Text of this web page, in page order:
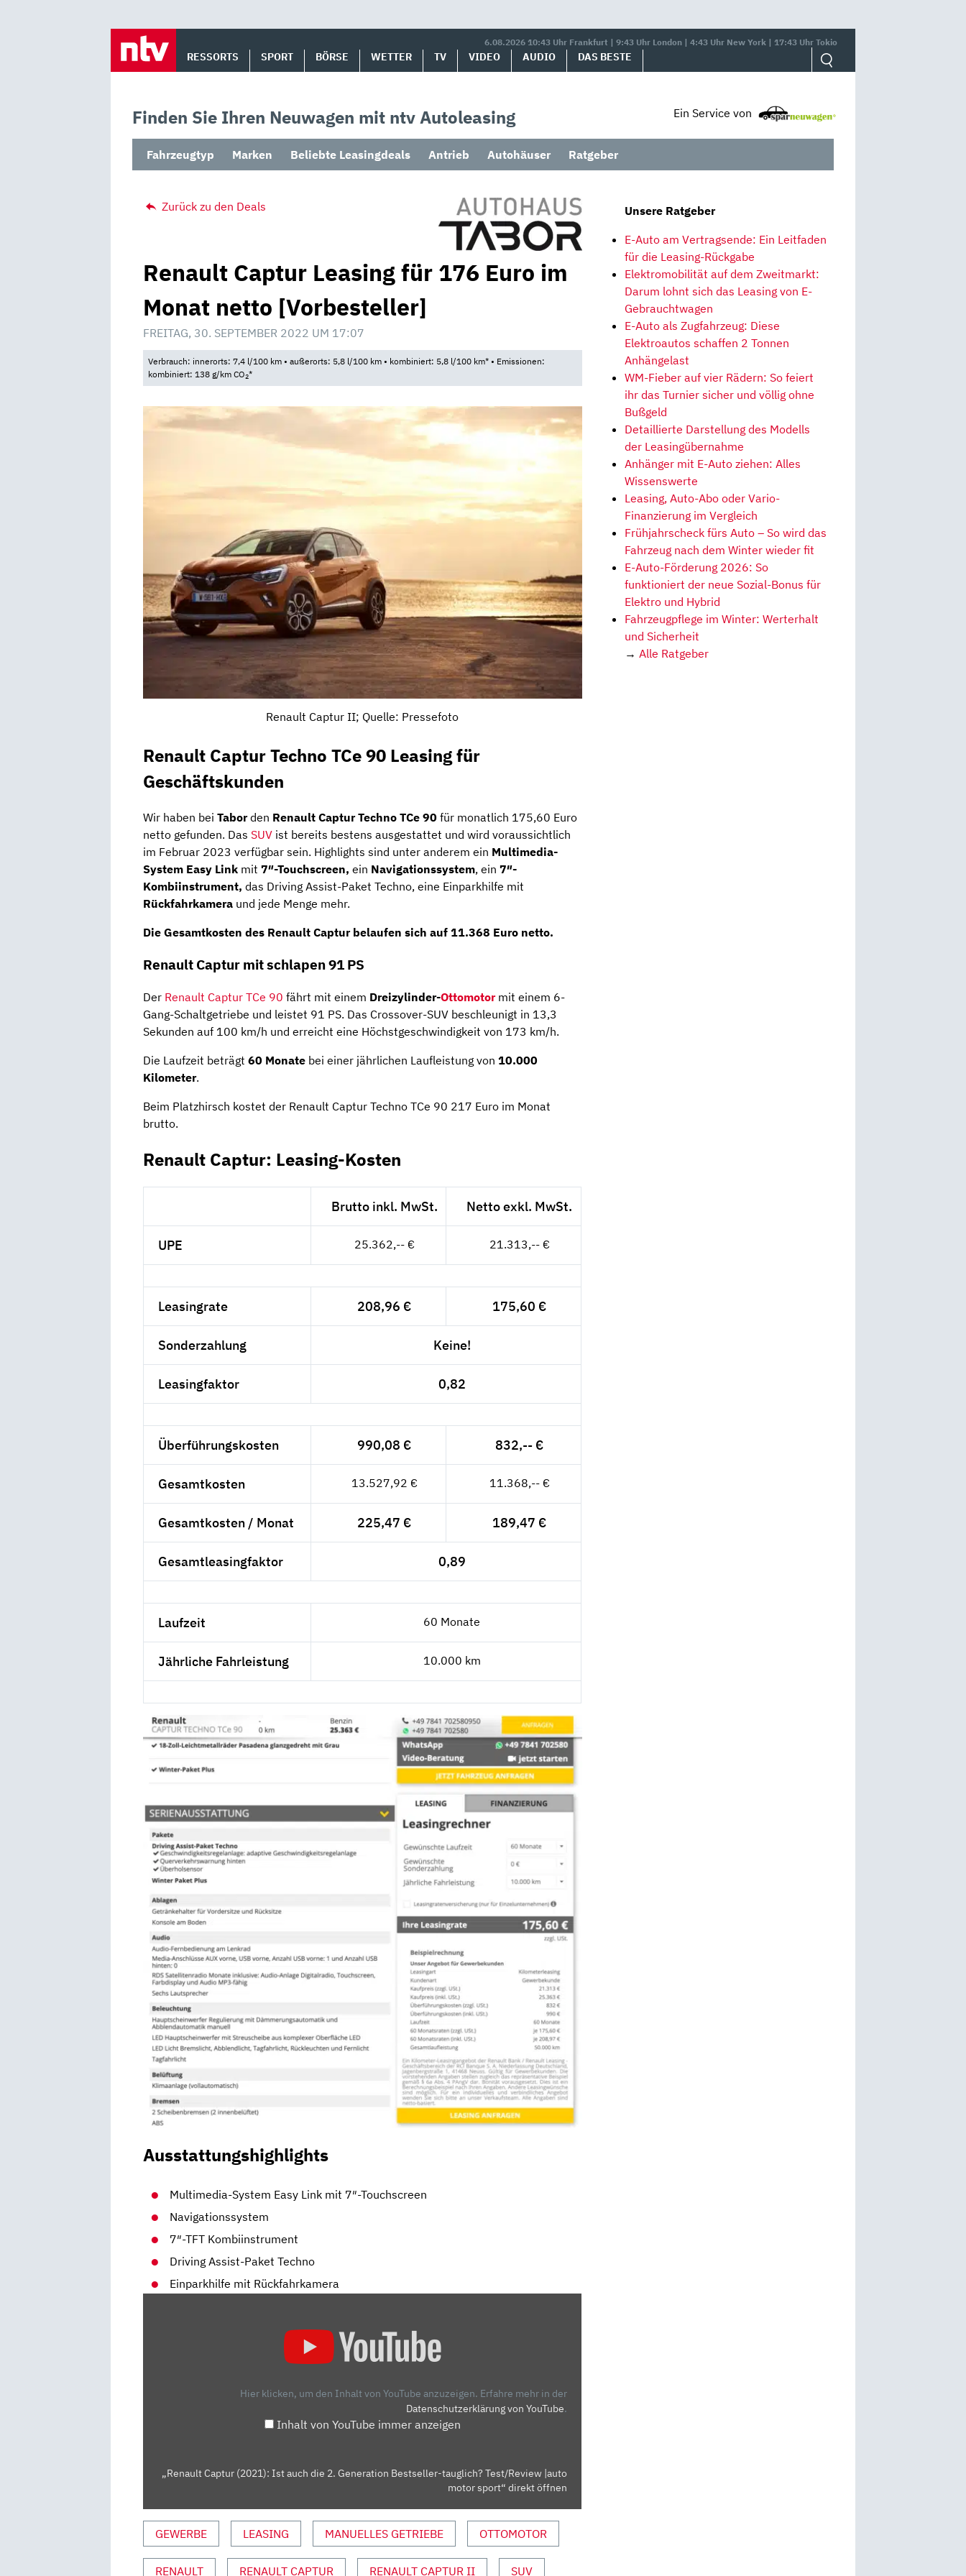
6.08.2026 10:43 Uhr Frankfurt | 9:43 Uhr London | 4:43 Uhr New York | 17:43 Uhr Tokio
RESSORTS SPORT BÖRSE WETTER TV VIDEO AUDIO DAS BESTE
Finden Sie Ihren Neuwagen mit ntv Autoleasing Ein Service von
Fahrzeugtyp Marken Beliebte Leasingdeals Antrieb Autohäuser Ratgeber
Zurück zu den Deals
Renault Captur Leasing für 176 Euro im
Monat netto [Vorbesteller]
FREITAG, 30. SEPTEMBER 2022 UM 17:07
Verbrauch: innerorts: 7,4 l/100 km • außerorts: 5,8 l/100 km • kombiniert: 5,8 l/100 km* • Emissionen:
kombiniert: 138 g/km CO2*
Renault Captur II; Quelle: Pressefoto
Renault Captur Techno TCe 90 Leasing für
Geschäftskunden
Wir haben bei Taborden Renault Captur Techno TCe 90 für monatlich 175,60 Euro
netto gefunden. Das SUV ist bereits bestens ausgestattet und wird voraussichtlich
im Februar 2023 verfügbar sein. Highlights sind unter anderem ein Multimedia-
System Easy Link mit 7″-Touchscreen, ein Navigationssystem, ein 7″-
Kombiinstrument, das Driving Assist-Paket Techno, eine Einparkhilfe mit
Rückfahrkamera und jede Menge mehr.
Die Gesamtkosten des Renault Captur belaufen sich auf 11.368 Euro netto.
Renault Captur mit schlapen 91 PS
Der Renault Captur TCe 90 fährt mit einem Dreizylinder-Ottomotor mit einem 6-
Gang-Schaltgetriebe und leistet 91 PS. Das Crossover-SUV beschleunigt in 13,3
Sekunden auf 100 km/h und erreicht eine Höchstgeschwindigkeit von 173 km/h.
Die Laufzeit beträgt 60 Monate bei einer jährlichen Laufleistung von 10.000
Kilometer.
Beim Platzhirsch kostet der Renault Captur Techno TCe 90 217 Euro im Monat
brutto.
Renault Captur: Leasing-Kosten
Brutto inkl. MwSt. Netto exkl. MwSt.
UPE 25.362,-- € 21.313,-- €
Leasingrate 208,96 € 175,60 €
Sonderzahlung Keine!
Leasingfaktor 0,82
Überführungskosten 990,08 € 832,-- €
Gesamtkosten 13.527,92 € 11.368,-- €
Gesamtkosten / Monat 225,47 € 189,47 €
Gesamtleasingfaktor 0,89
Laufzeit 60 Monate
Jährliche Fahrleistung 10.000 km
Ausstattungshighlights
Multimedia-System Easy Link mit 7″-Touchscreen
Navigationssystem
7″-TFT Kombiinstrument
Driving Assist-Paket Techno
Einparkhilfe mit Rückfahrkamera
TEST/REVIEW
MOTOR
SPORT“
VON
YOUTUBE
Hier klicken, um den Inhalt von YouTube anzuzeigen. Erfahre mehr in der
Datenschutzerklärung von YouTube.
Inhalt von YouTube immer anzeigen
„Renault Captur (2021): Ist auch die 2. Generation Bestseller-tauglich? Test/Review |auto
motor sport“ direkt öffnen
GEWERBE LEASING MANUELLES GETRIEBE OTTOMOTOR
RENAULT RENAULT CAPTUR RENAULT CAPTUR II SUV
Unsere Ratgeber
E-Auto am Vertragsende: Ein Leitfaden
für die Leasing-Rückgabe
Elektromobilität auf dem Zweitmarkt:
Darum lohnt sich das Leasing von E-
Gebrauchtwagen
E-Auto als Zugfahrzeug: Diese
Elektroautos schaffen 2 Tonnen
Anhängelast
WM-Fieber auf vier Rädern: So feiert
ihr das Turnier sicher und völlig ohne
Bußgeld
Detaillierte Darstellung des Modells
der Leasingübernahme
Anhänger mit E-Auto ziehen: Alles
Wissenswerte
Leasing, Auto-Abo oder Vario-
Finanzierung im Vergleich
Frühjahrscheck fürs Auto – So wird das
Fahrzeug nach dem Winter wieder fit
E-Auto-Förderung 2026: So
funktioniert der neue Sozial-Bonus für
Elektro und Hybrid
Fahrzeugpflege im Winter: Werterhalt
und Sicherheit
→ Alle Ratgeber